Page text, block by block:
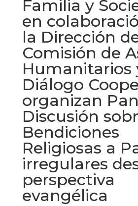
Familia y
en
la Dirección
Comisión de
Humanitarios
Diálogo
organizan
Discusión
Bendiciones
Religiosas a
irregulares
perspectiva
evangélica